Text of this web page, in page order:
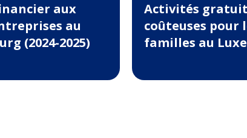
aux
au
(2024-2025)
Activités
coûteuses pour
familles au